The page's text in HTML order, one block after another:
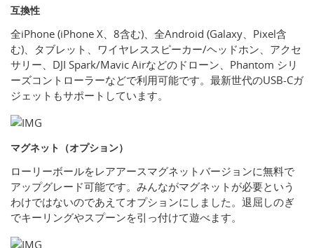
互換性
全iPhone (iPhone X、8含む)、全Android (Galaxy、Pixel含
む)、タブレット、ワイヤレススピーカー/ヘッドホン、アクセ
サリー、DJI Spark/Mavic Airなどのドローン、Phantom シリ
ーズコントローラーなどで利用可能です。最新世代のUSB-Cガ
ジェットもサポートしています。
マグネット（オプション）
ローリーボールをレアアースマグネットバージョンに無料で
アップグレード可能です。みんながマグネットが必要という
わけではないのであえてオプションにしました。退屈しのぎ
でキーリングやスプーンを引っ付けて遊べます。